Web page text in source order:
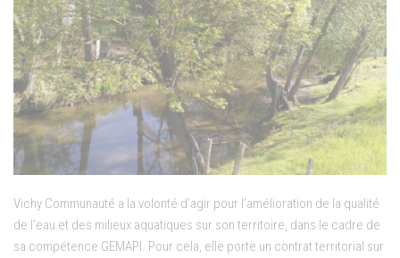
Vichy Communauté a la volonté d’agir pour l’amélioration de la qualité
de l’eau et des milieux aquatiques sur son territoire, dans le cadre de
sa compétence GEMAPI. Pour cela, elle porte un contrat territorial sur